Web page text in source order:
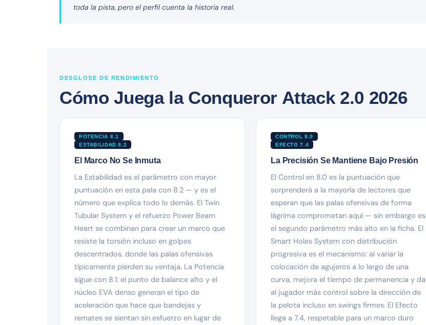
toda la pista, pero el perfil cuenta la historia real.
DESGLOSE DE RENDIMIENTO
Cómo Juega la Conqueror Attack 2.0 2026
POTENCIA 8.1
ESTABILIDAD 8.2
El Marco No Se Inmuta
La Estabilidad es el parámetro con mayor
puntuación en esta pala con 8.2 — y es el
número que explica todo lo demás. El Twin
Tubular System y el refuerzo Power Beam
Heart se combinan para crear un marco que
resiste la torsión incluso en golpes
descentrados, donde las palas ofensivas
típicamente pierden su ventaja. La Potencia
sigue con 8.1: el punto de balance alto y el
núcleo EVA denso generan el tipo de
aceleración que hace que bandejas y
remates se sientan sin esfuerzo en lugar de
CONTROL 8.0
EFECTO 7.4
La Precisión Se Mantiene Bajo Presión
El Control en 8.0 es la puntuación que
sorprenderá a la mayoría de lectores que
esperan que las palas ofensivas de forma
lágrima comprometan aquí — sin embargo es
el segundo parámetro más alto en la ficha. El
Smart Holes System con distribución
progresiva es el mecanismo: al variar la
colocación de agujeros a lo largo de una
curva, mejora el tiempo de permanencia y da
al jugador más control sobre la dirección de
la pelota incluso en swings firmes. El Efecto
llega a 7.4, respetable para un marco duro